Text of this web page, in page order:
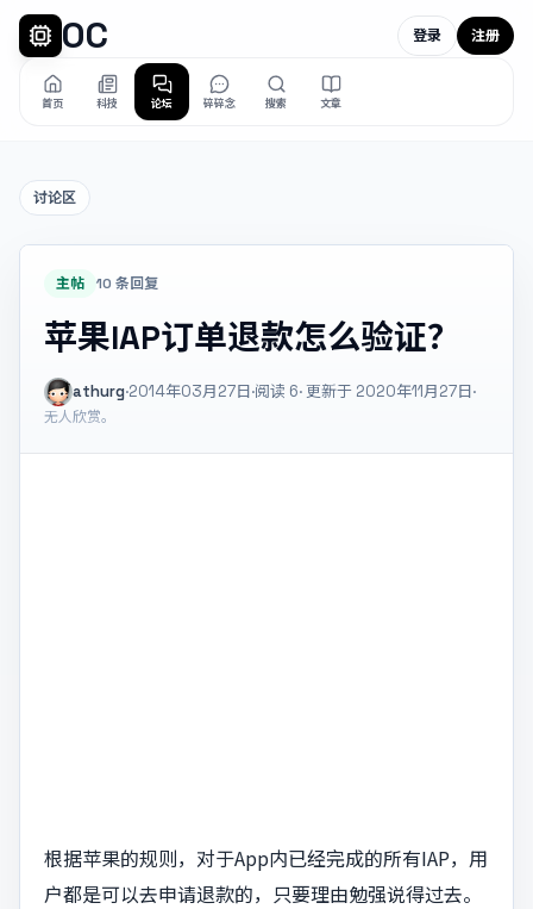
OC
首页 科技 论坛 碎碎念 搜索 文章
登录 注册
讨论区
主帖 10 条回复
苹果IAP订单退款怎么验证？
athurg·2014年03月27日·阅读 6· 更新于 2020年11月27日·
无人欣赏。
根据苹果的规则，对于App内已经完成的所有IAP，用
户都是可以去申请退款的，只要理由勉强说得过去。